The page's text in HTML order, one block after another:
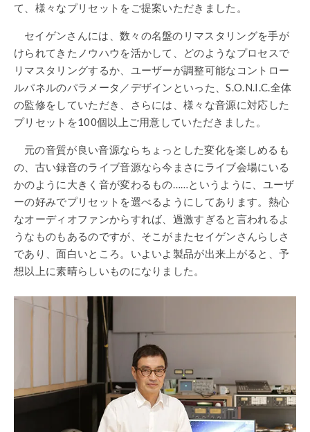
て、様々なプリセットをご提案いただきました。
セイゲンさんには、数々の名盤のリマスタリングを手が
けられてきたノウハウを活かして、どのようなプロセスで
リマスタリングするか、ユーザーが調整可能なコントロー
ルパネルのパラメータ／デザインといった、S.O.N.I.C.全体
の監修をしていただき、さらには、様々な音源に対応した
プリセットを100個以上ご用意していただきました。
元の音質が良い音源ならちょっとした変化を楽しめるも
の、古い録音のライブ音源なら今まさにライブ会場にいる
かのように大きく音が変わるもの……というように、ユーザ
ーの好みでプリセットを選べるようにしてあります。熱心
なオーディオファンからすれば、過激すぎると言われるよ
うなものもあるのですが、そこがまたセイゲンさんらしさ
であり、面白いところ。いよいよ製品が出来上がると、予
想以上に素晴らしいものになりました。